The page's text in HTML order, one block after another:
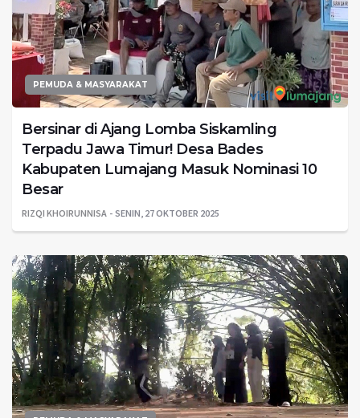
PEMUDA & MASYARAKAT
Bersinar di Ajang Lomba Siskamling
Terpadu Jawa Timur! Desa Bades
Kabupaten Lumajang Masuk Nominasi 10
Besar
RIZQI KHOIRUNNISA SENIN, 27 OKTOBER 2025